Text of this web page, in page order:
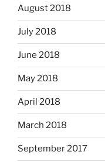
August 2018
July 2018
June 2018
May 2018
April 2018
March 2018
September 2017